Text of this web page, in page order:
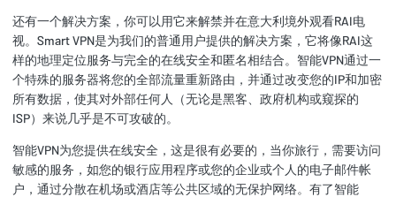
还有一个解决方案，你可以用它来解禁并在意大利境外观看RAI电
视。Smart VPN是为我们的普通用户提供的解决方案，它将像RAI这
样的地理定位服务与完全的在线安全和匿名相结合。智能VPN通过一
个特殊的服务器将您的全部流量重新路由，并通过改变您的IP和加密
所有数据，使其对外部任何人（无论是黑客、政府机构或窥探的
ISP）来说几乎是不可攻破的。
智能VPN为您提供在线安全，这是很有必要的，当你旅行，需要访问
敏感的服务，如您的银行应用程序或您的企业或个人的电子邮件帐
户，通过分散在机场或酒店等公共区域的无保护网络。有了智能